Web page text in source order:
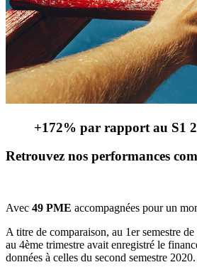
+172% par rapport au S1
Retrouvez nos performances
Avec 49 PME accompagnées pour un
A titre de comparaison, au 1er semestre
au 4ème trimestre avait enregistré le
données à celles du second semestre 2020.